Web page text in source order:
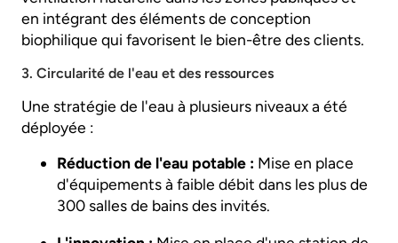
en intégrant des éléments de conception
biophilique qui favorisent le bien-être des clients.
3. Circularité de l'eau et des ressources
Une stratégie de l'eau à plusieurs niveaux a été
déployée :
Réduction de l'eau potable : Mise en place
d'équipements à faible débit dans les plus de
300 salles de bains des invités.